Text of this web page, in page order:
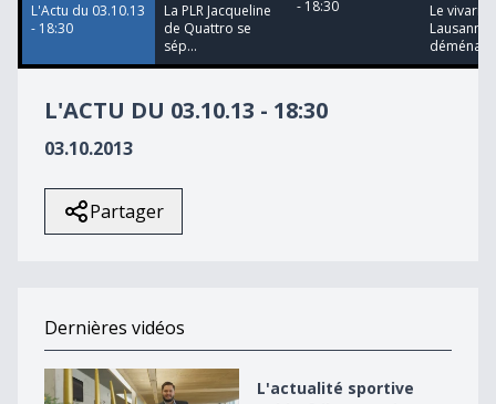
L'Actu du 03.10.13
- 18:30
La PLR Jacqueline
de Quattro se
sép...
- 18:30
Le
Lausanne
L'ACTU DU 03.10.13 - 18:30
03.10.2013
Partager
Dernières vidéos
L&#039;actualité sportive valdo-fribourgeoise en 2018
L'actualité sportive